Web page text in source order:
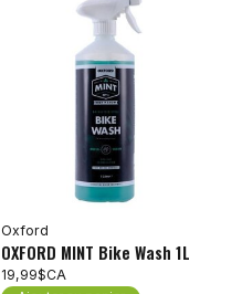
Oxford
OXFORD MINT Bike Wash 1L
19,99$CA